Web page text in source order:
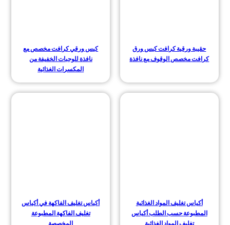
حقيبة ورقية كرافت كيس ورق
كرافت مخصص الوقوف مع نافذة
كيس ورقي كرافت مخصص مع
نافذة للوجبات الخفيفة من
المكسرات الغذائية
أكياس تغليف المواد الغذائية
المطبوعة حسب الطلب أكياس
أكياس تغليف الفاكهة في أكياس
تغليف الفاكهة المطبوعة